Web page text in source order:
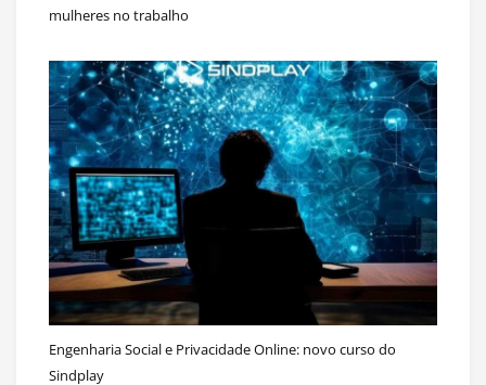
mulheres no trabalho
Engenharia Social e Privacidade Online: novo curso do
Sindplay